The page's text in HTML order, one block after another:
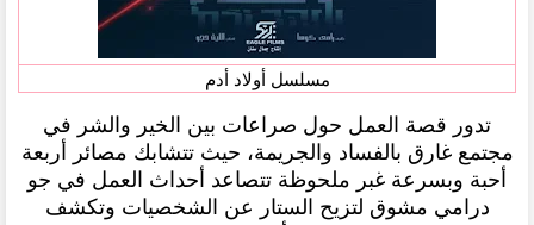
مسلسل أولاد أدم
تدور قصة العمل حول صراعات بين الخير والشر في
مجتمع غارق بالفساد والجريمة، حيث تتشابك مصائر أربعة
أحبة وبسرعة غبر ملحوظة تتصاعد أحداث العمل في جو
درامي مشوق لتزيح الستار عن الشخصيات وتكشف